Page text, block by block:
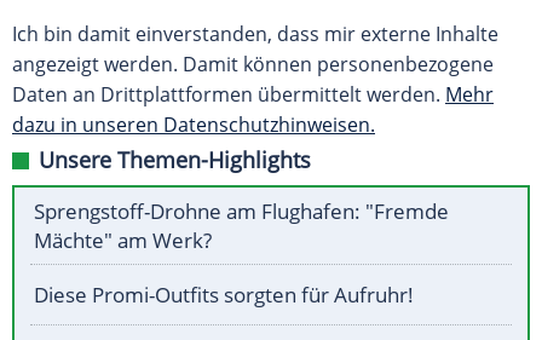
Ich bin damit einverstanden, dass mir externe Inhalte
angezeigt werden. Damit können personenbezogene
Daten an Drittplattformen übermittelt werden. Mehr
dazu in unseren Datenschutzhinweisen.
Unsere Themen-Highlights
Sprengstoff-Drohne am Flughafen: "Fremde
Mächte" am Werk?
Diese Promi-Outfits sorgten für Aufruhr!